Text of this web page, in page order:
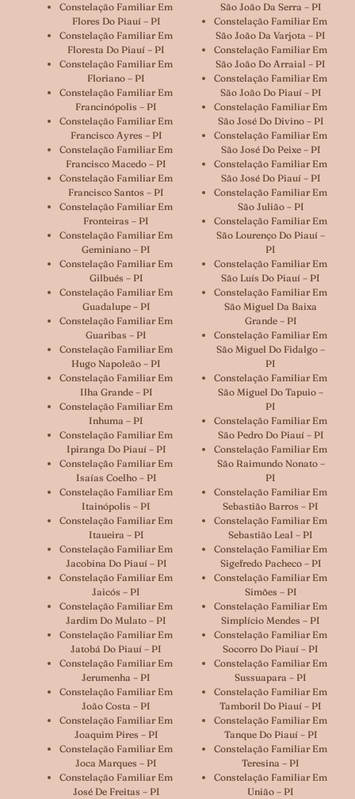
Constelação Familiar Em
Flores Do Piauí – PI
Constelação Familiar Em
Floresta Do Piauí – PI
Constelação Familiar Em
Floriano – PI
Constelação Familiar Em
Francinópolis – PI
Constelação Familiar Em
Francisco Ayres – PI
Constelação Familiar Em
Francisco Macedo – PI
Constelação Familiar Em
Francisco Santos – PI
Constelação Familiar Em
Fronteiras – PI
Constelação Familiar Em
Geminiano – PI
Constelação Familiar Em
Gilbués – PI
Constelação Familiar Em
Guadalupe – PI
Constelação Familiar Em
Guaribas – PI
Constelação Familiar Em
Hugo Napoleão – PI
Constelação Familiar Em
Ilha Grande – PI
Constelação Familiar Em
Inhuma – PI
Constelação Familiar Em
Ipiranga Do Piauí – PI
Constelação Familiar Em
Isaías Coelho – PI
Constelação Familiar Em
Itainópolis – PI
Constelação Familiar Em
Itaueira – PI
Constelação Familiar Em
Jacobina Do Piauí – PI
Constelação Familiar Em
Jaicós – PI
Constelação Familiar Em
Jardim Do Mulato – PI
Constelação Familiar Em
Jatobá Do Piauí – PI
Constelação Familiar Em
Jerumenha – PI
Constelação Familiar Em
João Costa – PI
Constelação Familiar Em
Joaquim Pires – PI
Constelação Familiar Em
Joca Marques – PI
Constelação Familiar Em
José De Freitas – PI
São João Da Serra – PI
Constelação Familiar Em
São João Da Varjota – PI
Constelação Familiar Em
São João Do Arraial – PI
Constelação Familiar Em
São João Do Piauí – PI
Constelação Familiar Em
São José Do Divino – PI
Constelação Familiar Em
São José Do Peixe – PI
Constelação Familiar Em
São José Do Piauí – PI
Constelação Familiar Em
São Julião – PI
Constelação Familiar Em
São Lourenço Do Piauí –
PI
Constelação Familiar Em
São Luís Do Piauí – PI
Constelação Familiar Em
São Miguel Da Baixa
Grande – PI
Constelação Familiar Em
São Miguel Do Fidalgo –
PI
Constelação Familiar Em
São Miguel Do Tapuio –
PI
Constelação Familiar Em
São Pedro Do Piauí – PI
Constelação Familiar Em
São Raimundo Nonato –
PI
Constelação Familiar Em
Sebastião Barros – PI
Constelação Familiar Em
Sebastião Leal – PI
Constelação Familiar Em
Sigefredo Pacheco – PI
Constelação Familiar Em
Simões – PI
Constelação Familiar Em
Simplício Mendes – PI
Constelação Familiar Em
Socorro Do Piauí – PI
Constelação Familiar Em
Sussuapara – PI
Constelação Familiar Em
Tamboril Do Piauí – PI
Constelação Familiar Em
Tanque Do Piauí – PI
Constelação Familiar Em
Teresina – PI
Constelação Familiar Em
União – PI